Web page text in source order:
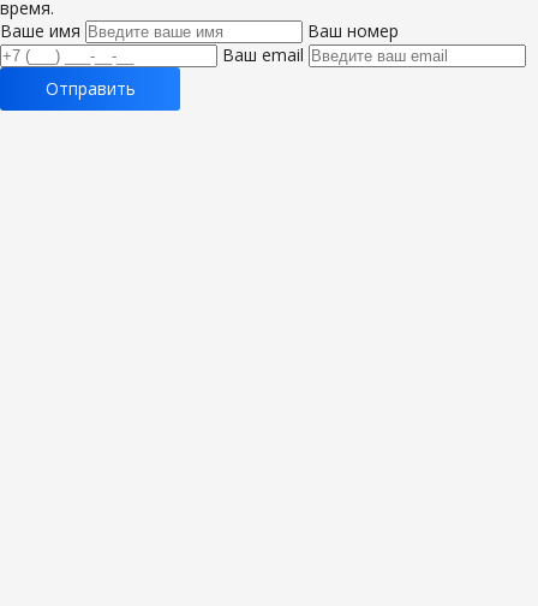
время.
Ваше имя
Ваш номер
Ваш email
Отправить